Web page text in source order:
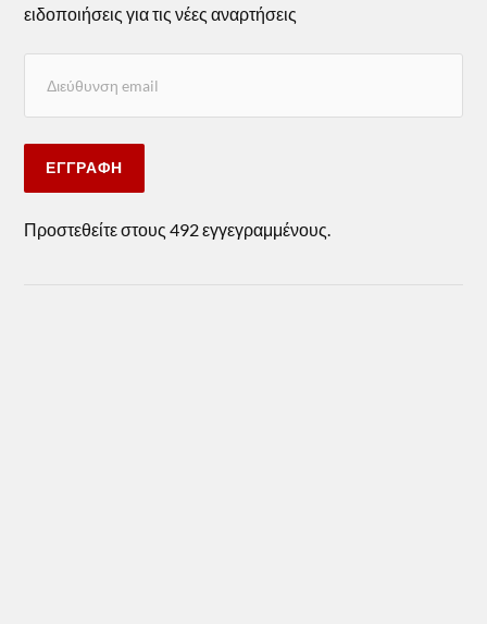
ειδοποιήσεις για τις νέες αναρτήσεις
ΕΓΓΡΑΦΉ
Προστεθείτε στους 492 εγγεγραμμένους.